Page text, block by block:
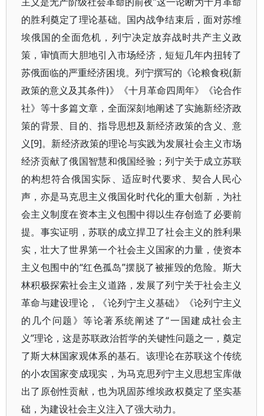
的胜利奠定了理论基础。国内战争结束后，面对苏维
埃俄国的全面危机，列宁决定放弃战时共产主义政
策，审慎而大胆地引入市场经济，短短几年内扭转了
苏俄面临的严重经济困境。列宁撰写的《论粮食税(新
政策的意义及其条件)》《十月革命四周年》《论合作
社》等十多篇文章，全面深刻地阐述了实施新经济政
策的背景、目的、指导思想及新经济政策的含义、意
义[9]。新经济政策的理论与实践为发展社会主义市场
经济贡献了俄国智慧和俄国经验；列宁关于成立苏联
的构想符合俄国实际、适应时代要求、契合人民心
声，亦是马克思主义俄国化时代化的重大创新，为社
会主义制度在资本主义包围中得以生存创造了必要前
提。事实证明，苏联的成立捍卫了社会主义的胜利果
实，壮大了世界第一个社会主义国家的力量，使资本
主义包围中的“红色孤岛”摆脱了被摧毁的危险。斯大
林积极探索社会主义道路，发展了列宁关于社会主义
革命与建设理论，《论列宁主义基础》《论列宁主义
的几个问题》等论著系统阐述了“一国建成社会主
义”理论，这是苏联政治哲学的关键性问题之一，奠定
了斯大林国家观体系的基石。该理论在苏联这个传统
的小农国家变成现实，为马克思列宁主义思想宝库做
出了原创性贡献，也为巩固苏维埃政权奠定了坚实基
础，为建设社会主义注入了强大动力。